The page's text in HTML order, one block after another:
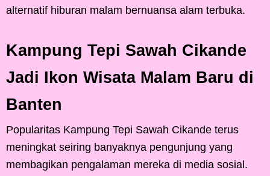
alternatif hiburan malam bernuansa alam terbuka.
Kampung Tepi Sawah Cikande
Jadi Ikon Wisata Malam Baru di
Banten
Popularitas Kampung Tepi Sawah Cikande terus
meningkat seiring banyaknya pengunjung yang
membagikan pengalaman mereka di media sosial.